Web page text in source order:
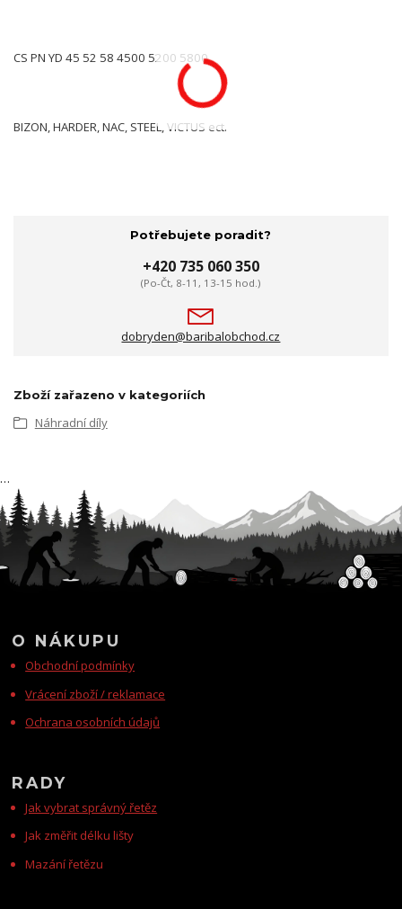
CS PN YD 45 52 58 4500 5200 5800
BIZON, HARDER, NAC, STEEL, VICTUS ect.
Potřebujete poradit?
+420 735 060 350
(Po-Čt, 8-11, 13-15 hod.)
dobryden@baribalobchod.cz
Zboží zařazeno v kategoriích
Náhradní díly
O NÁKUPU
Obchodní podmínky
Vrácení zboží / reklamace
Ochrana osobních údajů
RADY
Jak vybrat správný řetěz
Jak změřit délku lišty
Mazání řetězu
…